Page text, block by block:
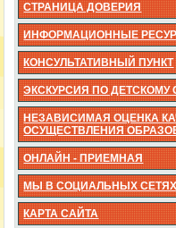
СТРАНИЦА ДОВЕРИЯ
ИНФОРМАЦИОННЫЕ
КОНСУЛЬТАТИВНЫЙ ПУНКТ
ЭКСКУРСИЯ ПО ДЕТСКОМУ
НЕЗАВИСИМАЯ ОЦЕНКА
ОСУЩЕСТВЛЕНИЯ
ОНЛАЙН - ПРИЕМНАЯ
МЫ В СОЦИАЛЬНЫХ
КАРТА САЙТА